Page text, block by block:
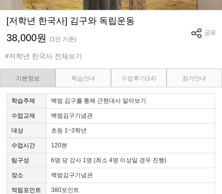
[저학년 한국사] 김구와 독립운동
38,000원(1인 기준)
공유
#저학년 한국사 전체보기
기본정보 학습안내 수업후기 (14) 참가안내
학습주제 백범 김구를 통해 근현대사 알아보기
수업교재 백범김구기념관
대상 초등 1~3학년
수업시간 120분
팀구성 6명 당 강사 1명 (최소 4명 이상일 경우 진행)
장소 백범김구기념관
적립포인트 380포인트